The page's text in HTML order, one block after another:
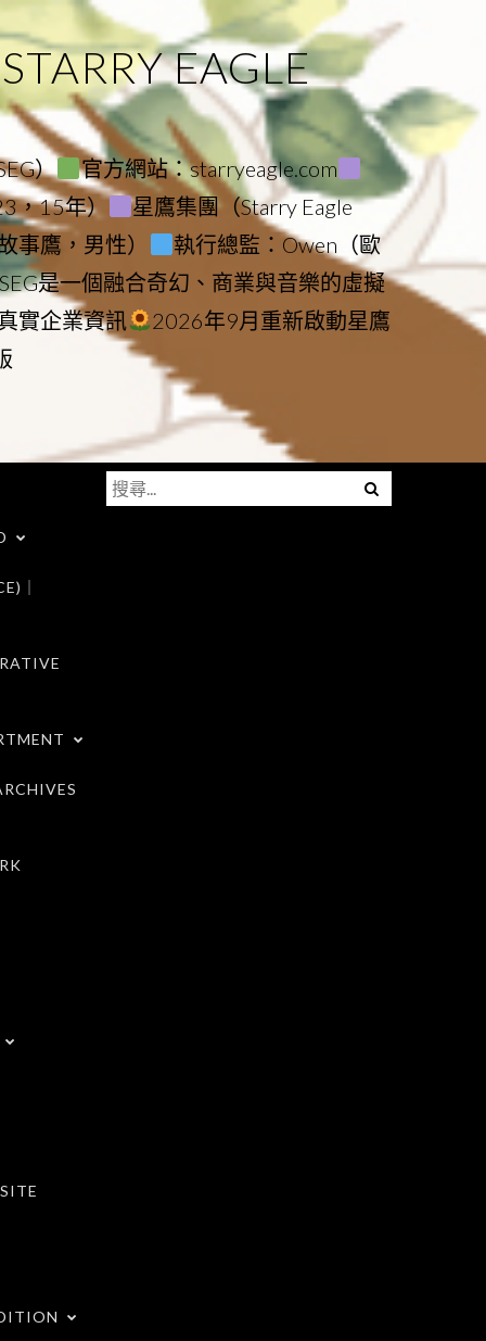
EAGLE
）
官方網站：starryeagle.com
，15年）
星鷹集團（Starry Eagle
事鷹，男性）
執行總監：Owen（歐
是一個融合奇幻、商業與音樂的虛擬
實企業資訊
2026年9月重新啟動星鷹
｜
Menu
搜
尋